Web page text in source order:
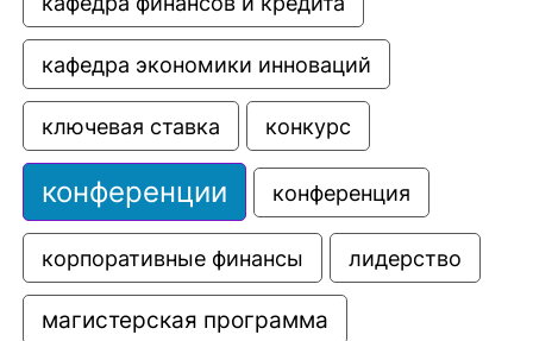
кафедра экономики инноваций
ключевая ставка конкурс
конференции конференция
корпоративные финансы лидерство
магистерская программа